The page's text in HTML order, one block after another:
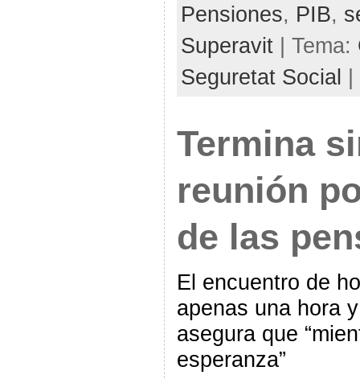
Pensiones, PIB,
Superavit| Tema:
Seguretat Social |
Termina
reunión
de las
El encuentro de
apenas una hora
asegura que
esperanza”